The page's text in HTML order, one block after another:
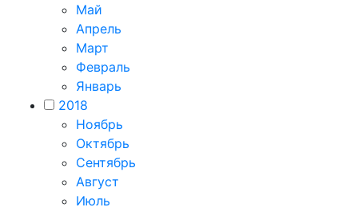
Май
Апрель
Март
Февраль
Январь
2018
Ноябрь
Октябрь
Сентябрь
Август
Июль